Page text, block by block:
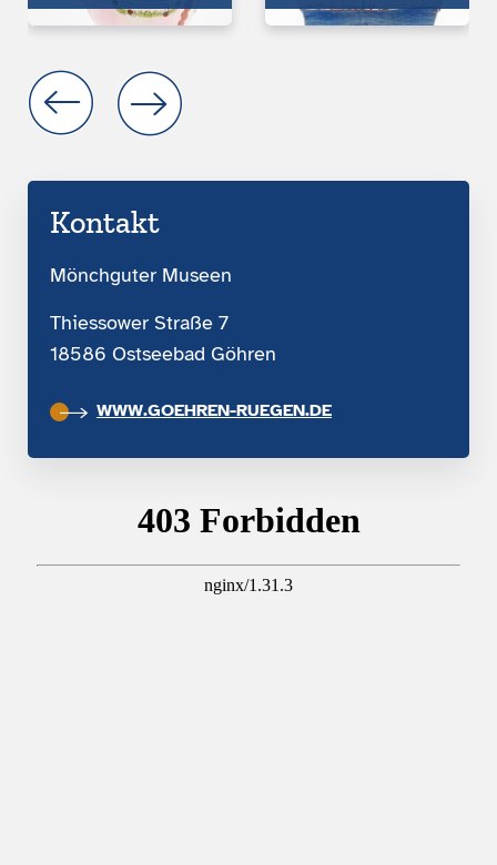
Kontakt
Mönchguter Museen
Thiessower Straße 7
18586 Ostseebad Göhren
WWW.GOEHREN-RUEGEN.DE